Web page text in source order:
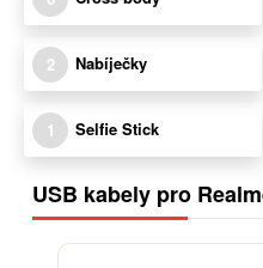
2 Nabíječky
1 Selfie Stick
USB kabely pro